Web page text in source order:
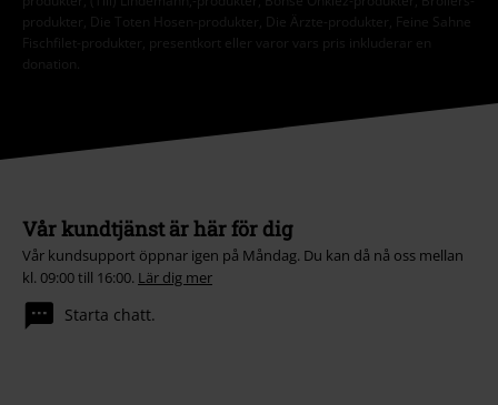
produkter, Die Toten Hosen-produkter, Die Ärzte-produkter, Feine Sahne
Fischfilet-produkter, presentkort eller varor vars pris inkluderar en
donation.
Vår kundtjänst är här för dig
Vår kundsupport öppnar igen på Måndag. Du kan då nå oss mellan
kl. 09:00 till 16:00. Lär dig mer
Starta chatt.